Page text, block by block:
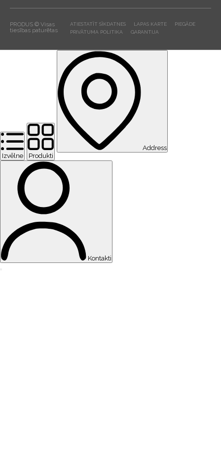
PRODUS © Visas
tiesības paturētas
ATIESTATĪT SĪKDATNES LAPAS KARTE
PIEGĀDE
PRIVĀTUMA POLITIKA
GARANTIJA
Izvēlne Produkti
Address
Kontakti